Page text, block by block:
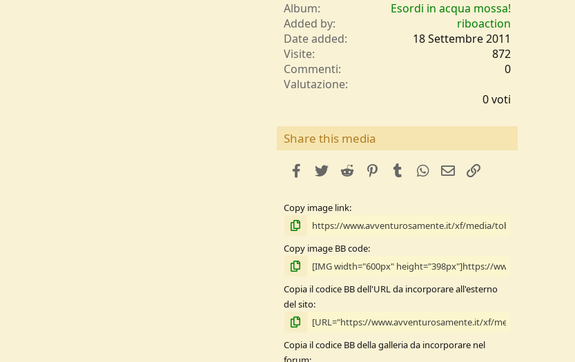
Album
Esordi in acqua mossa!
Added by
riboaction
Date added
18 Settembre 2011
Visite
872
Commenti
0
Valutazione
0
t
0 voti
Share this media
facebookTwitterReddit PinterestTumblrWhatsApp
e-mail
Copy image link
Copy image BB code
Copia il codice BB dell'URL da incorporare all'esterno
del sito
Copia il codice BB della galleria da incorporare nel